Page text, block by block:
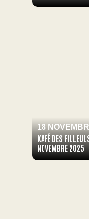
18
KAFÉ DES
NOVEMBRE 2025